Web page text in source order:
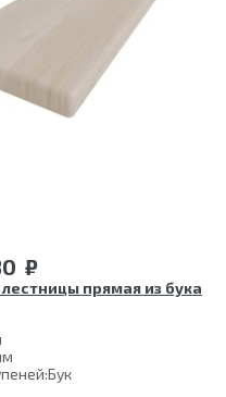
₽
прямая из бука
Бук